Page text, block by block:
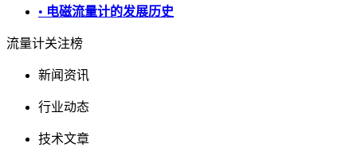
• 电磁流量计的发展历史
流量计关注榜
新闻资讯
行业动态
技术文章